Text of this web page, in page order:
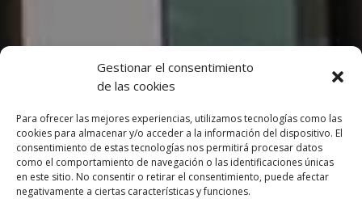
Gestionar el consentimiento
de las cookies
Para ofrecer las mejores experiencias, utilizamos tecnologías como las
cookies para almacenar y/o acceder a la información del dispositivo. El
consentimiento de estas tecnologías nos permitirá procesar datos
como el comportamiento de navegación o las identificaciones únicas
en este sitio. No consentir o retirar el consentimiento, puede afectar
negativamente a ciertas características y funciones.
¿HABLAMOS?
Primera Consulta Gratuita